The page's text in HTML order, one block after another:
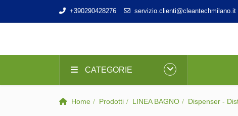
+390290428276 servizio.clienti@cleantechmilano.it
CATEGORIE
Home Prodotti LINEA BAGNO Dispenser -